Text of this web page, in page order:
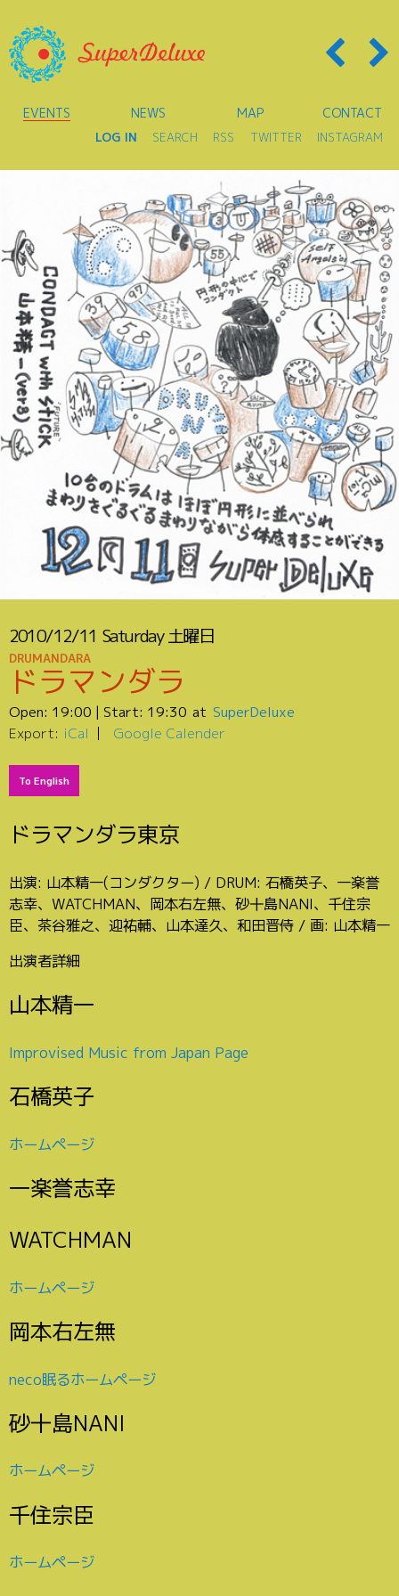
EVENTS NEWS MAP CONTACT
LOG IN SEARCH RSS TWITTER INSTAGRAM
2010/12/11 Saturday土曜日
DRUMANDARA
ドラマンダラ
Open: 19:00 | Start: 19:30
SuperDeluxe
Export: iCal Google Calender
To English
ドラマンダラ東京
出演: 山本精一(コンダクター) / DRUM: 石橋英子、一楽誉
志幸、WATCHMAN、岡本右左無、砂十島NANI、千住宗
臣、茶谷雅之、迎祐輔、山本達久、和田晋侍 / 画: 山本精一
出演者詳細
山本精一
Improvised Music from Japan Page
石橋英子
ホームページ
一楽誉志幸
WATCHMAN
ホームページ
岡本右左無
neco眠るホームページ
砂十島NANI
ホームページ
千住宗臣
ホームページ